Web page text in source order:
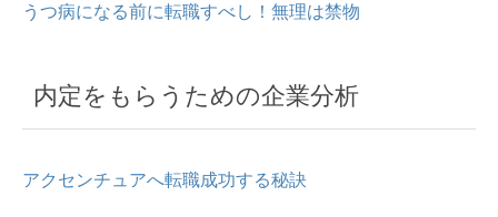
うつ病になる前に転職すべし！無理は禁物
内定をもらうための企業分析
アクセンチュアへ転職成功する秘訣